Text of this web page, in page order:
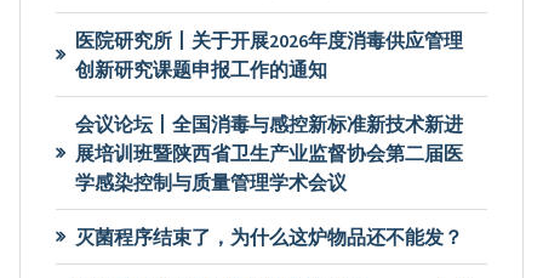
医院研究所丨关于开展2026年度消毒供应管理
创新研究课题申报工作的通知
会议论坛丨全国消毒与感控新标准新技术新进
展培训班暨陕西省卫生产业监督协会第二届医
学感染控制与质量管理学术会议
灭菌程序结束了，为什么这炉物品还不能发？